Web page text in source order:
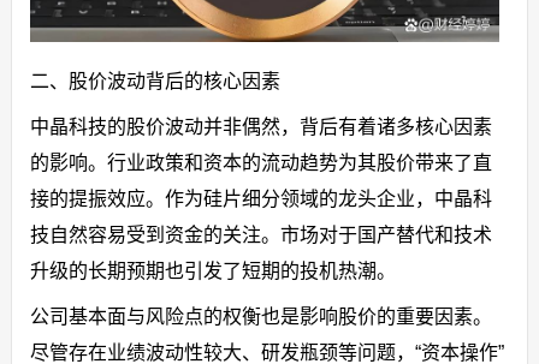
二、股价波动背后的核心因素
中晶科技的股价波动并非偶然，背后有着诸多核心因素
的影响。行业政策和资本的流动趋势为其股价带来了直
接的提振效应。作为硅片细分领域的龙头企业，中晶科
技自然容易受到资金的关注。市场对于国产替代和技术
升级的长期预期也引发了短期的投机热潮。
公司基本面与风险点的权衡也是影响股价的重要因素。
尽管存在业绩波动性较大、研发瓶颈等问题，“资本操作”